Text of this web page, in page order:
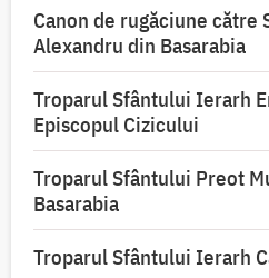
Canon de rugăciune către
Alexandru din Basarabia
Troparul Sfântului Ierarh
Episcopul Cizicului
Troparul Sfântului Preot
Basarabia
Troparul Sfântului Ierarh